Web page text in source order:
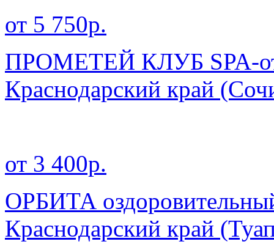
от 5 750р.
ПРОМЕТЕЙ КЛУБ SPA-
Краснодарский край
от 3 400р.
ОРБИТА
Краснодарский край